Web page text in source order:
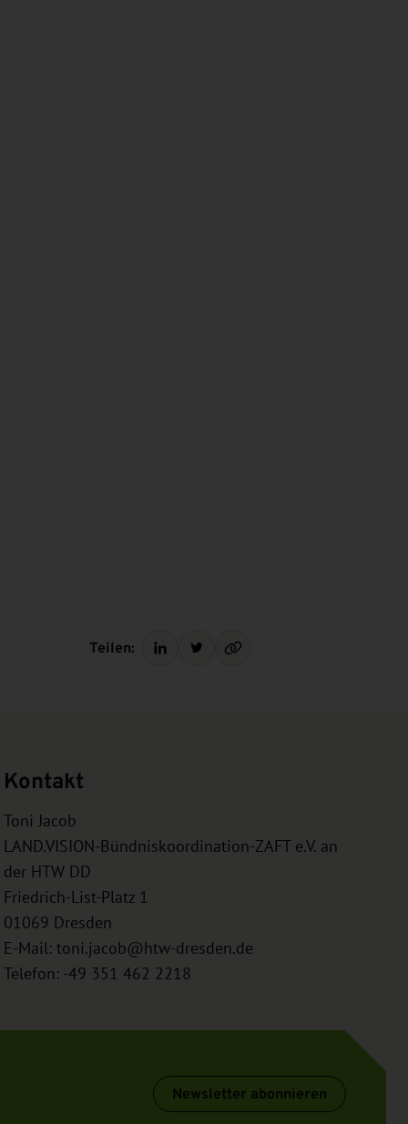
Teilen:
Kontakt
Toni Jacob
LAND.VISION-Bündniskoordination-ZAFT e.V. an
der HTW DD
Friedrich-List-Platz 1
01069 Dresden
E-Mail: toni.jacob@htw-dresden.de
Telefon: -49 351 462 2218
Newsletter abonnieren